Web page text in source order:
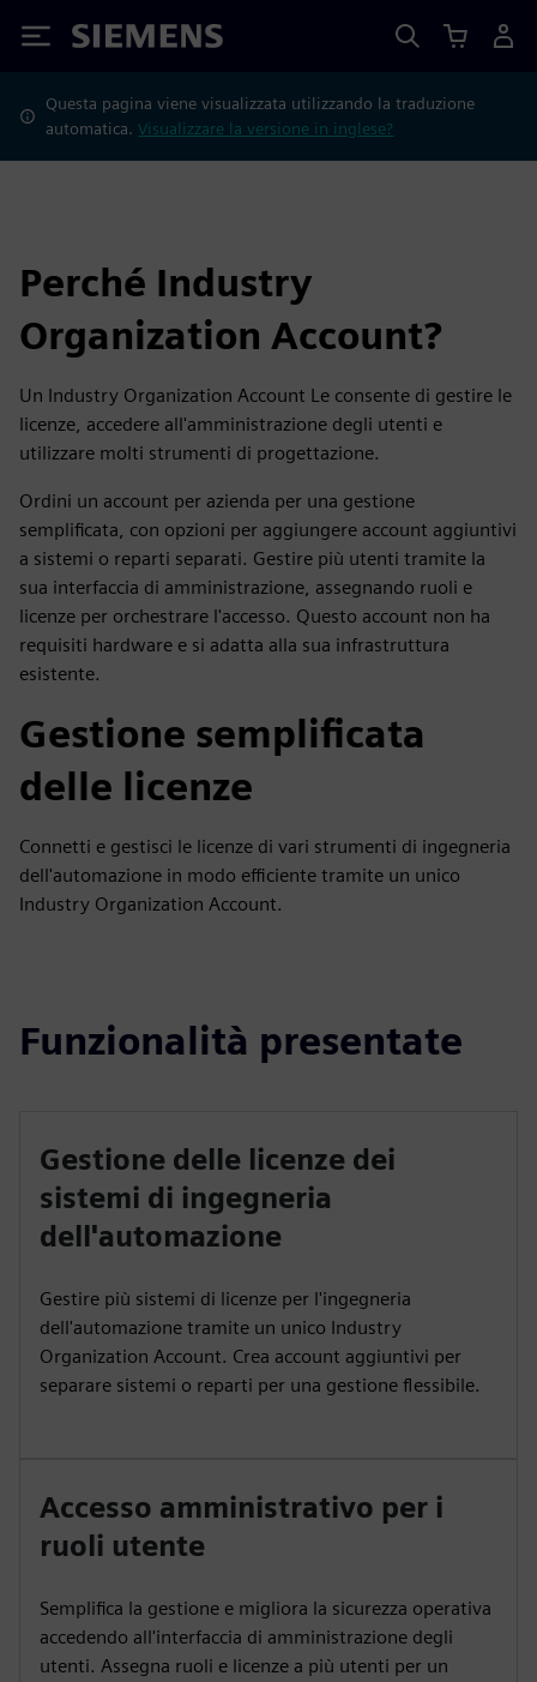
Siemens
Questa pagina viene visualizzata utilizzando la traduzione
automatica.Visualizzare la versione in inglese?
Perché Industry
Organization Account?
Un Industry Organization Account Le consente di gestire le
licenze, accedere all'amministrazione degli utenti e
utilizzare molti strumenti di progettazione.
Ordini un account per azienda per una gestione
semplificata, con opzioni per aggiungere account aggiuntivi
a sistemi o reparti separati. Gestire più utenti tramite la
sua interfaccia di amministrazione, assegnando ruoli e
licenze per orchestrare l'accesso. Questo account non ha
requisiti hardware e si adatta alla sua infrastruttura
esistente.
Gestione semplificata
delle licenze
Connetti e gestisci le licenze di vari strumenti di ingegneria
dell'automazione in modo efficiente tramite un unico
Industry Organization Account.
Funzionalità presentate
Gestione delle licenze dei
sistemi di ingegneria
dell'automazione
Gestire più sistemi di licenze per l'ingegneria
dell'automazione tramite un unico Industry
Organization Account. Crea account aggiuntivi per
separare sistemi o reparti per una gestione flessibile.
Accesso amministrativo per i
ruoli utente
Semplifica la gestione e migliora la sicurezza operativa
accedendo all'interfaccia di amministrazione degli
utenti. Assegna ruoli e licenze a più utenti per un